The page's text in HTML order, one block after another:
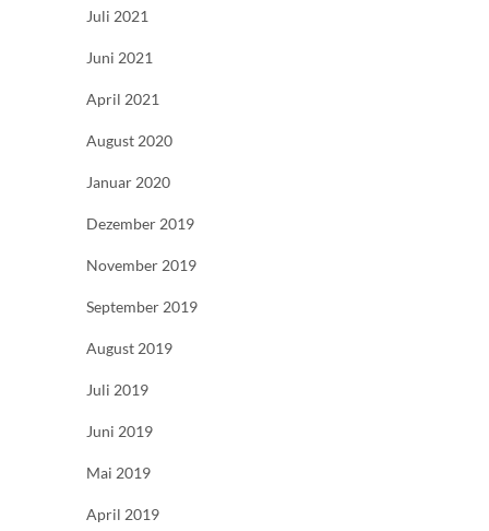
Juli 2021
Juni 2021
April 2021
August 2020
Januar 2020
Dezember 2019
November 2019
September 2019
August 2019
Juli 2019
Juni 2019
Mai 2019
April 2019